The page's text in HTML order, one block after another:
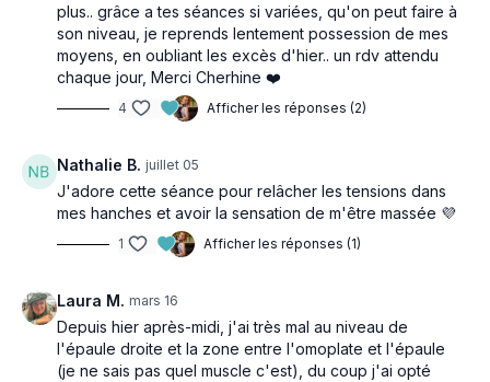
plus.. grâce a tes séances si variées, qu'on peut faire à
son niveau, je reprends lentement possession de mes
moyens, en oubliant les excès d'hier.. un rdv attendu
chaque jour, Merci Cherhine ❤️
4 Afficher les réponses (2)
Nathalie B. juillet 05
J'adore cette séance pour relâcher les tensions dans
mes hanches et avoir la sensation de m'être massée 💜
1 Afficher les réponses (1)
Laura M. mars 16
Depuis hier après-midi, j'ai très mal au niveau de
l'épaule droite et la zone entre l'omoplate et l'épaule
(je ne sais pas quel muscle c'est), du coup j'ai opté